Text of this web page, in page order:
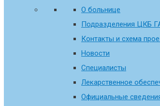
О больнице
Подразделения ЦКБ
Контакты и схема
Новости
Специалисты
Лекарственное
Официальные